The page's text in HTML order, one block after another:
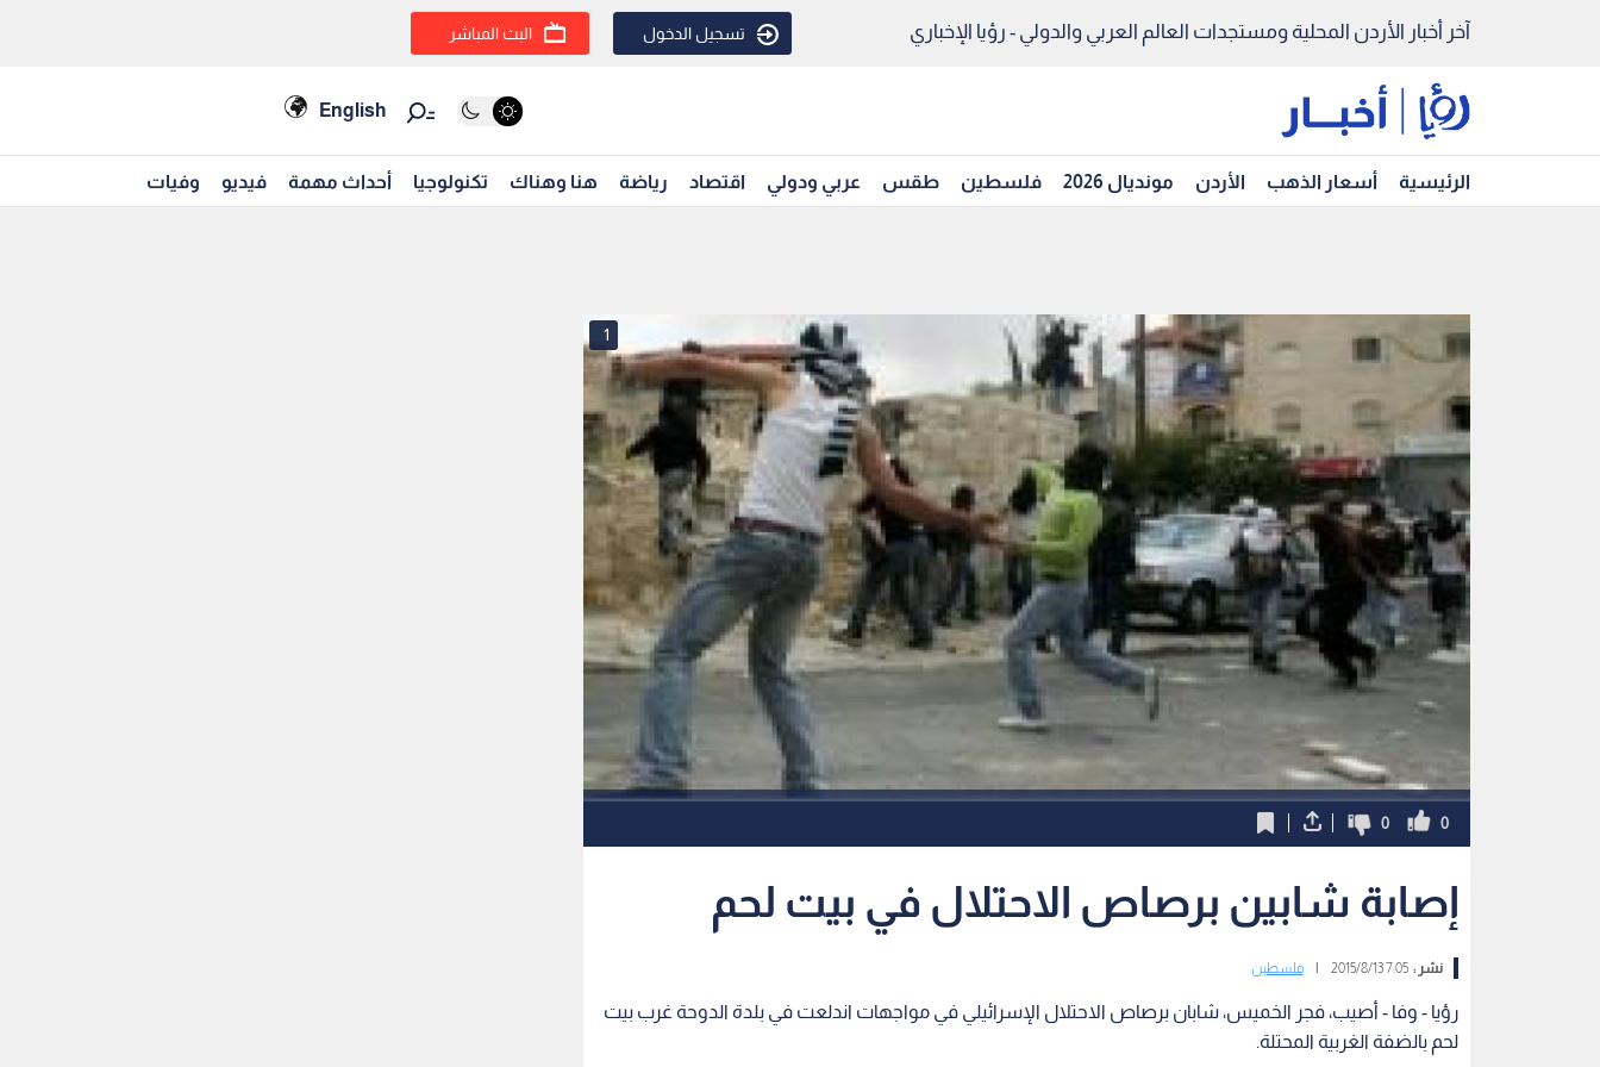
آخر أخبار الأردن المحلية ومستجدات العالم العربي والدولي - رؤيا الإخباري تسجيل الدخول البث المباشر
English
الرئيسية أسعار الذهب الأردن مونديال 2026 فلسطين طقس عربي ودولي اقتصاد رياضة هنا وهناك تكنولوجيا أحداث مهمة فيديو وفيات
1
0
0
إصابة شابين برصاص الاحتلال في بيت لحم
نشر :7:05 2015/8/13 فلسطين
رؤيا - وفا - أصيب، فجر الخميس، شابان برصاص الاحتلال الإسرائيلي في مواجهات اندلعت في بلدة الدوحة غرب بيت
لحم بالضفة الغربية المحتلة.